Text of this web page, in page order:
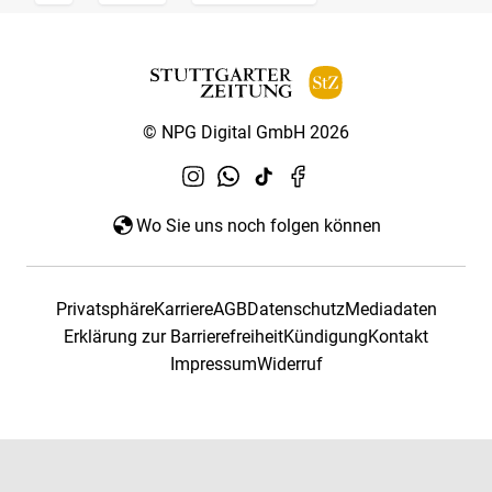
© NPG Digital GmbH 2026
Wo Sie uns noch folgen können
PrivatsphäreKarriereAGBDatenschutzMediadaten
Erklärung zur BarrierefreiheitKündigungKontakt
ImpressumWiderruf